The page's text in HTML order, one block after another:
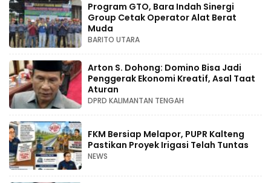
Program GTO, Bara Indah Sinergi
Group Cetak Operator Alat Berat
Muda
BARITO UTARA
Arton S. Dohong: Domino Bisa Jadi
Penggerak Ekonomi Kreatif, Asal Taat
Aturan
DPRD KALIMANTAN TENGAH
FKM Bersiap Melapor, PUPR Kalteng
Pastikan Proyek Irigasi Telah Tuntas
NEWS